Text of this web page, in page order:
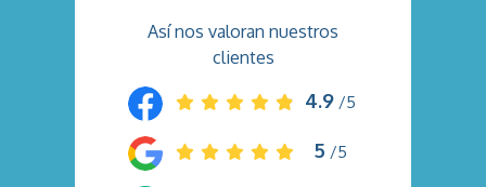
Así nos valoran nuestros
clientes
4.9 /5
5 /5